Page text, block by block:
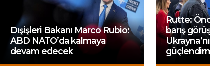
Dışişleri Bakanı Marco Rubio:
ABD NATO’da kalmaya
devam edecek
Rutte:
barış